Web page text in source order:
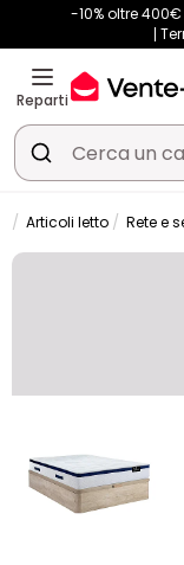
-10% oltre
Reparti
Articoli letto Rete e